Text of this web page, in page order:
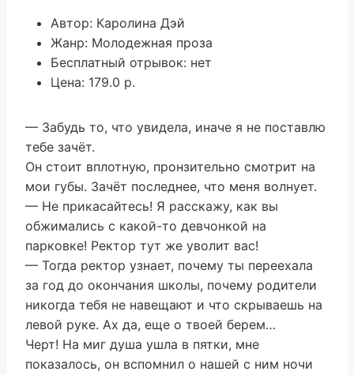
Автор: Каролина Дэй
Жанр: Молодежная проза
Бесплатный отрывок: нет
Цена: 179.0 р.
— Забудь то, что увидела, иначе я не поставлю
тебе зачёт.
Он стоит вплотную, пронзительно смотрит на
мои губы. Зачёт последнее, что меня волнует.
— Не прикасайтесь! Я расскажу, как вы
обжимались с какой-то девчонкой на
парковке! Ректор тут же уволит вас!
— Тогда ректор узнает, почему ты переехала
за год до окончания школы, почему родители
никогда тебя не навещают и что скрываешь на
левой руке. Ах да, еще о твоей берем…
Черт! На миг душа ушла в пятки, мне
показалось, он вспомнил о нашей с ним ночи